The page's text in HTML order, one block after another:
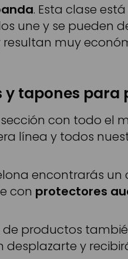
. Esta clase
une y se pueden
muy
tapones
con todo el
línea y todos
encontrarás
con protectores
productos
desplazarte y